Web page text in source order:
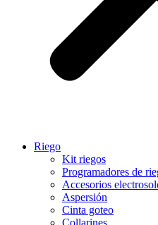
Riego
Kit riegos
Programadores de
Accesorios
Aspersión
Cinta goteo
Collarines